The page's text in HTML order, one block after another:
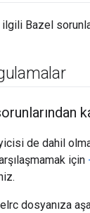
Bazel
de dahil
için
dosyanıza